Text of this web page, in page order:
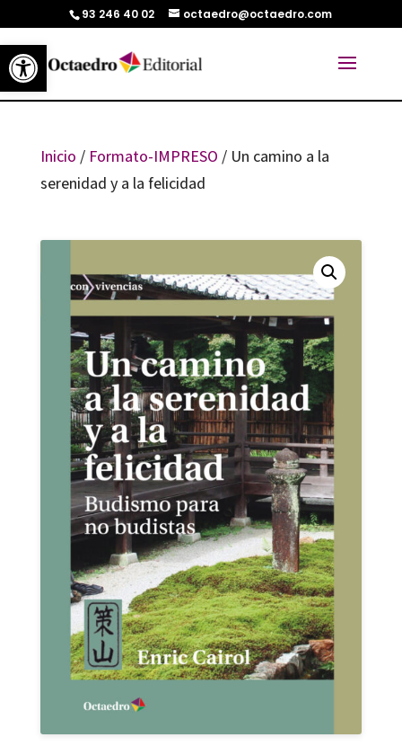
Abrir barra de herramientas
93 246 40 02 octaedro@octaedro.com
Inicio / Formato-IMPRESO / Un camino a la
serenidad y a la felicidad